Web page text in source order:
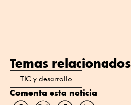
Temas relacionados
TIC y desarrollo
Comenta esta noticia